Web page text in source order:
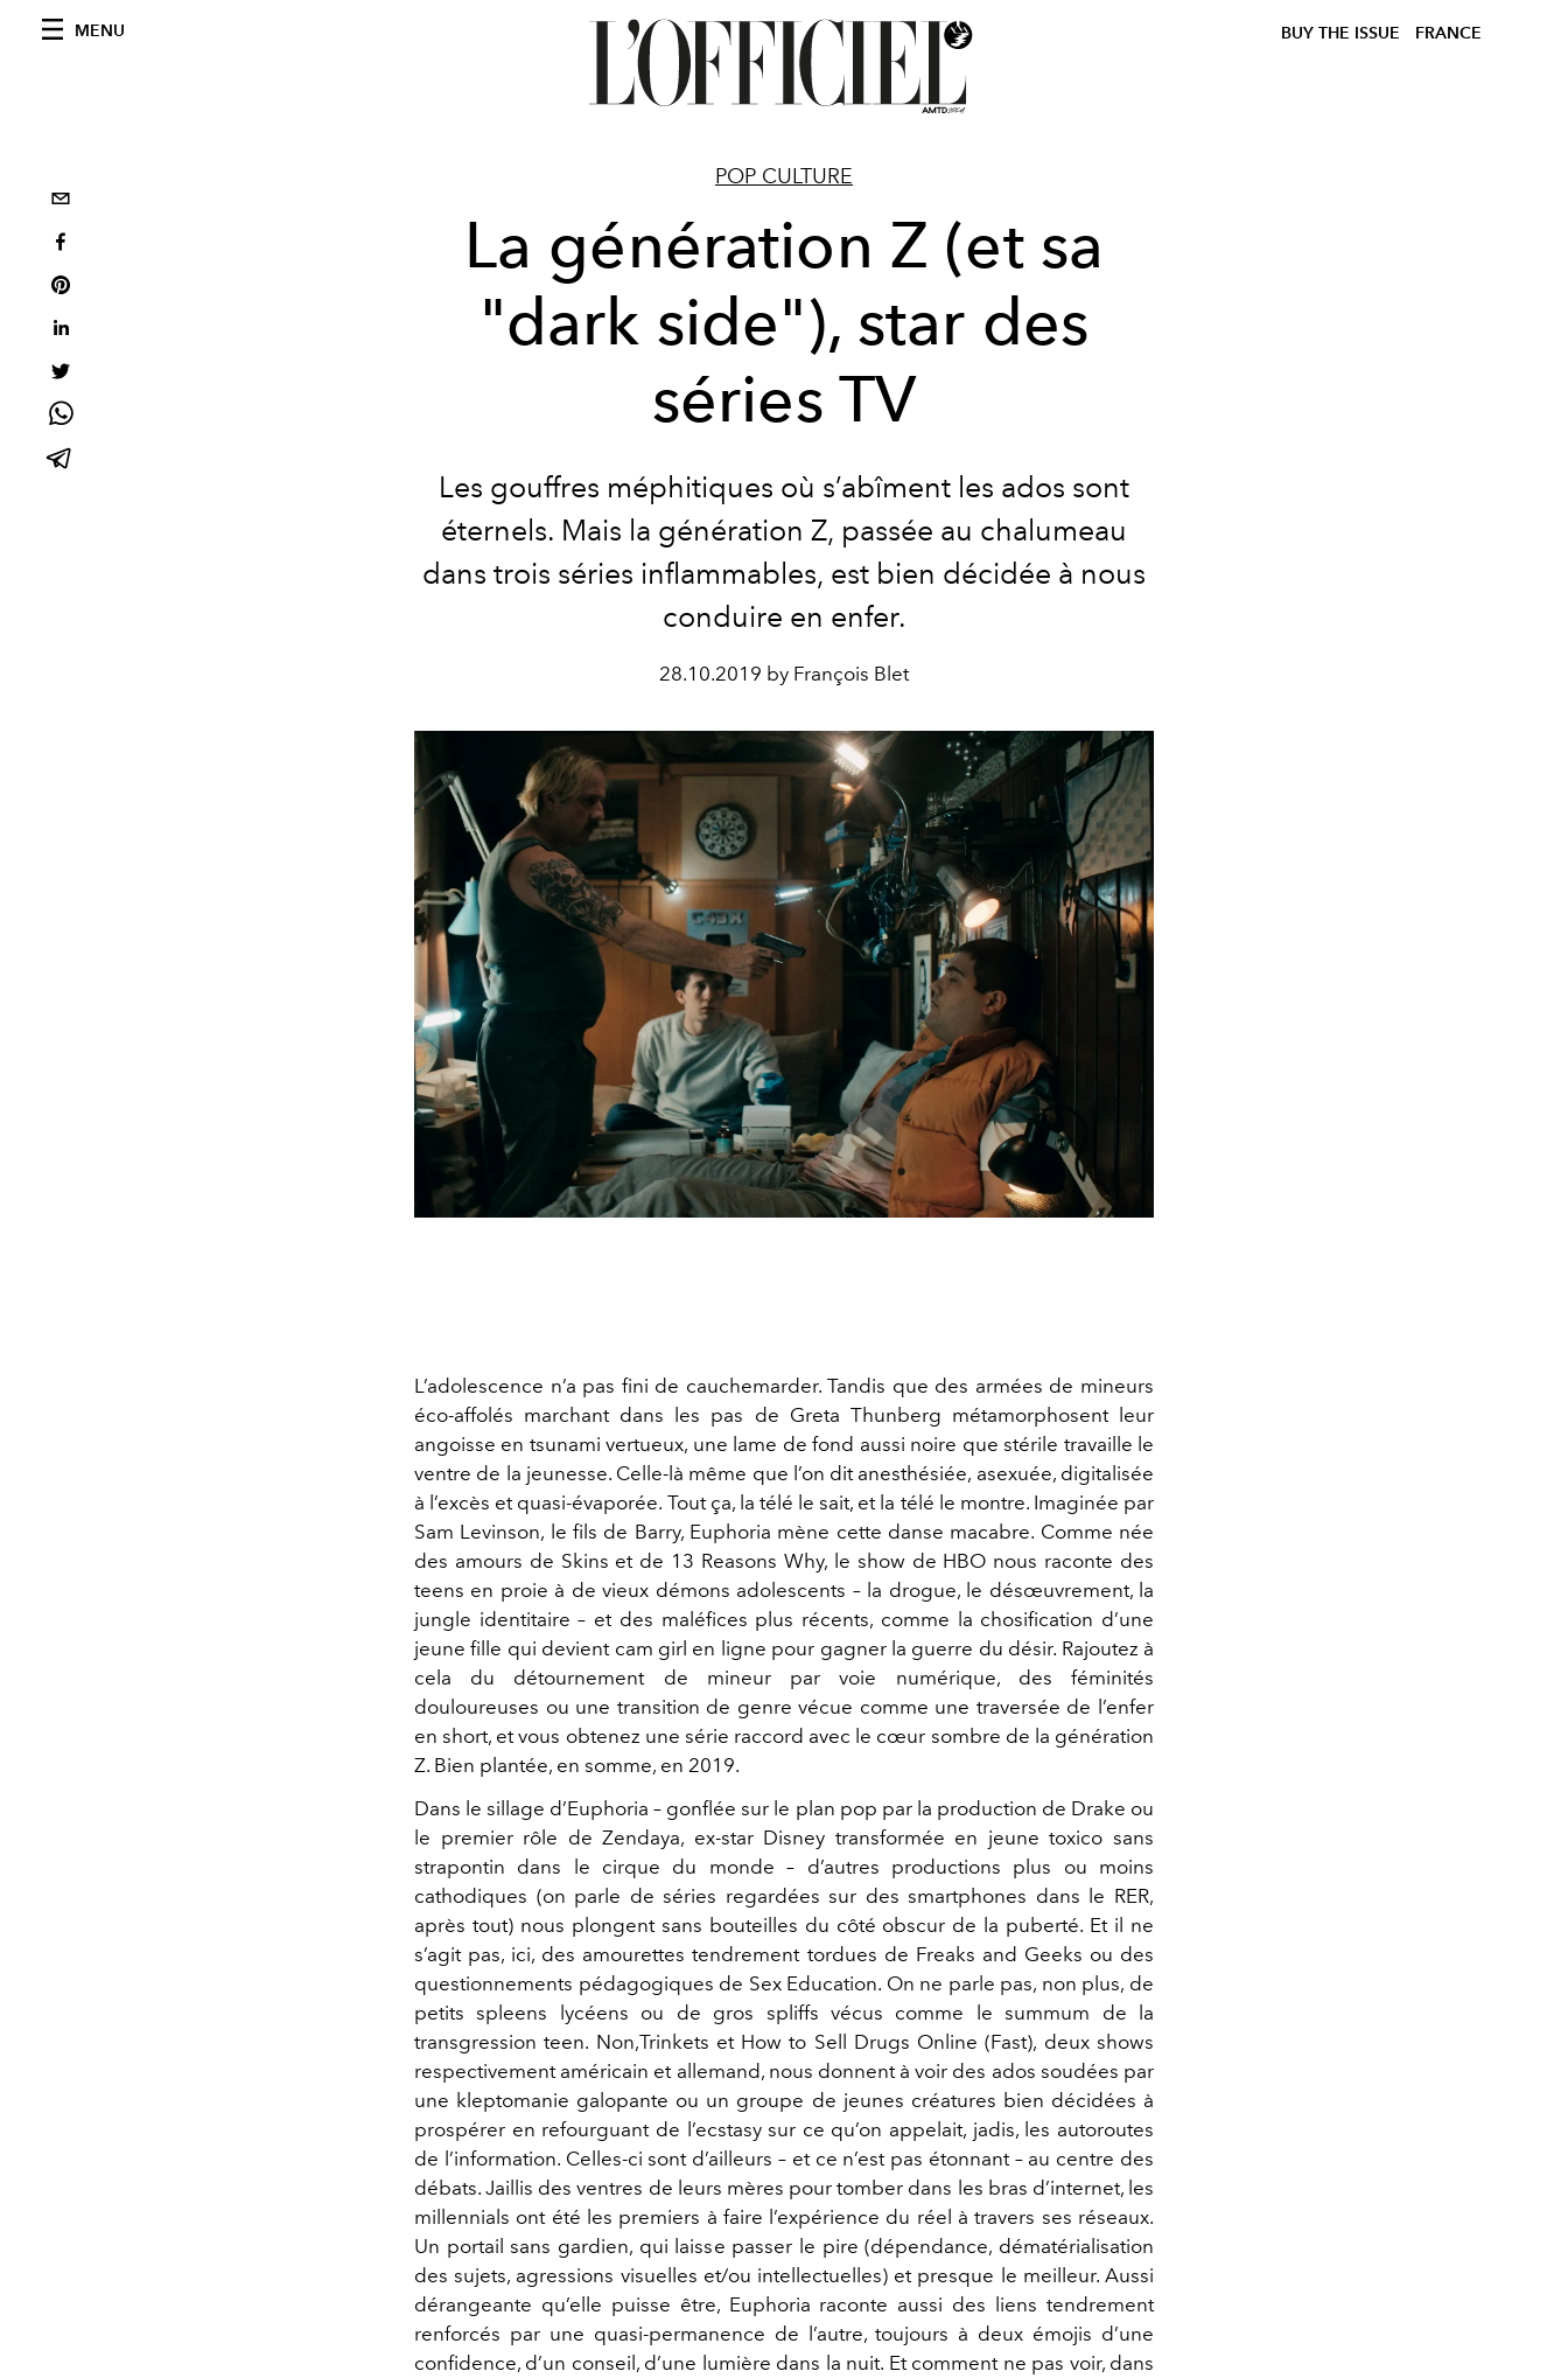
MENU BUY THE ISSUE FRANCE
POP CULTURE
La génération Z (et sa
"dark side"), star des
séries TV
Les gouffres méphitiques où s’abîment les ados sont
éternels. Mais la génération Z, passée au chalumeau
dans trois séries inflammables, est bien décidée à nous
conduire en enfer.
28.10.2019 by François Blet
L’adolescence n’a pas fini de cauchemarder. Tandis que des armées de mineurs
éco-affolés marchant dans les pas de Greta Thunberg métamorphosent leur
angoisse en tsunami vertueux, une lame de fond aussi noire que stérile travaille le
ventre de la jeunesse. Celle-là même que l’on dit anesthésiée, asexuée, digitalisée
à l’excès et quasi-évaporée. Tout ça, la télé le sait, et la télé le montre. Imaginée par
Sam Levinson, le fils de Barry, Euphoria mène cette danse macabre. Comme née
des amours de Skins et de 13 Reasons Why, le show de HBO nous raconte des
teens en proie à de vieux démons adolescents – la drogue, le désœuvrement, la
jungle identitaire – et des maléfices plus récents, comme la chosification d’une
jeune fille qui devient cam girl en ligne pour gagner la guerre du désir. Rajoutez à
cela du détournement de mineur par voie numérique, des féminités
douloureuses ou une transition de genre vécue comme une traversée de l’enfer
en short, et vous obtenez une série raccord avec le cœur sombre de la génération
Z. Bien plantée, en somme, en 2019.
Dans le sillage d’Euphoria – gonflée sur le plan pop par la production de Drake ou
le premier rôle de Zendaya, ex-star Disney transformée en jeune toxico sans
strapontin dans le cirque du monde – d’autres productions plus ou moins
cathodiques (on parle de séries regardées sur des smartphones dans le RER,
après tout) nous plongent sans bouteilles du côté obscur de la puberté. Et il ne
s’agit pas, ici, des amourettes tendrement tordues de Freaks and Geeks ou des
questionnements pédagogiques de Sex Education. On ne parle pas, non plus, de
petits spleens lycéens ou de gros spliffs vécus comme le summum de la
transgression teen. Non,Trinkets et How to Sell Drugs Online (Fast), deux shows
respectivement américain et allemand, nous donnent à voir des ados soudées par
une kleptomanie galopante ou un groupe de jeunes créatures bien décidées à
prospérer en refourguant de l’ecstasy sur ce qu’on appelait, jadis, les autoroutes
de l’information. Celles-ci sont d’ailleurs – et ce n’est pas étonnant – au centre des
débats. Jaillis des ventres de leurs mères pour tomber dans les bras d’internet, les
millennials ont été les premiers à faire l’expérience du réel à travers ses réseaux.
Un portail sans gardien, qui laisse passer le pire (dépendance, dématérialisation
des sujets, agressions visuelles et/ou intellectuelles) et presque le meilleur. Aussi
dérangeante qu’elle puisse être, Euphoria raconte aussi des liens tendrement
renforcés par une quasi-permanence de l’autre, toujours à deux émojis d’une
confidence, d’un conseil, d’une lumière dans la nuit. Et comment ne pas voir, dans